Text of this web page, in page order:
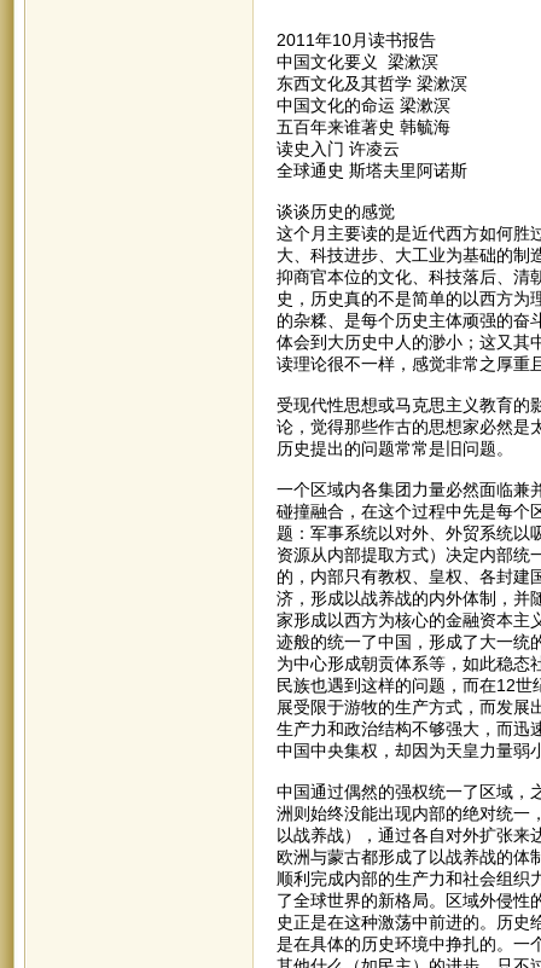
2011年10月读书报告
中国文化要义 梁漱溟
东西文化及其哲学 梁漱溟
中国文化的命运 梁漱溟
五百年来谁著史 韩毓海
读史入门 许凌云
全球通史 斯塔夫里阿诺斯
谈谈历史的感觉
这个月主要读的是近代西方如何胜
大、科技进步、大工业为基础的制
抑商官本位的文化、科技落后、清
史，历史真的不是简单的以西方为
的杂糅、是每个历史主体顽强的奋
体会到大历史中人的渺小；这又其
读理论很不一样，感觉非常之厚重
受现代性思想或马克思主义教育的
论，觉得那些作古的思想家必然是
历史提出的问题常常是旧问题。
一个区域内各集团力量必然面临兼
碰撞融合，在这个过程中先是每个
题：军事系统以对外、外贸系统以
资源从内部提取方式）决定内部统
的，内部只有教权、皇权、各封建
济，形成以战养战的内外体制，并
家形成以西方为核心的金融资本主
迹般的统一了中国，形成了大一统
为中心形成朝贡体系等，如此稳态
民族也遇到这样的问题，而在12
展受限于游牧的生产方式，而发展
生产力和政治结构不够强大，而迅
中国中央集权，却因为天皇力量弱
中国通过偶然的强权统一了区域，
洲则始终没能出现内部的绝对统一
以战养战），通过各自对外扩张来
欧洲与蒙古都形成了以战养战的体
顺利完成内部的生产力和社会组织
了全球世界的新格局。区域外侵性
史正是在这种激荡中前进的。历史
是在具体的历史环境中挣扎的。一